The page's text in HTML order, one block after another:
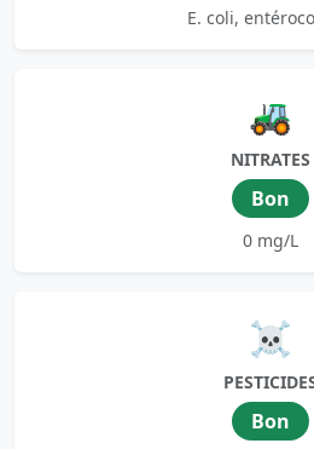
E. coli,
🚜
NITRATES
Bon
0 mg/L
☠️
Bon